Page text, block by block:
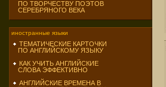
ПО ТВОРЧЕСТВУ ПОЭТОВ
СЕРЕБРЯНОГО ВЕКА
иностранные языки
ТЕМАТИЧЕСКИЕ КАРТОЧКИ
ПО АНГЛИЙСКОМУ ЯЗЫКУ
КАК УЧИТЬ АНГЛИЙСКИЕ
СЛОВА ЭФФЕКТИВНО
АНГЛИЙСКИЕ ВРЕМЕНА В